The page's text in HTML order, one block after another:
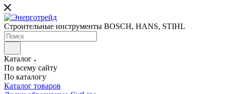
Строительные инструменты BOSCH, HANS, STIHL
Каталог
По всему сайту
По каталогу
Каталог товаров